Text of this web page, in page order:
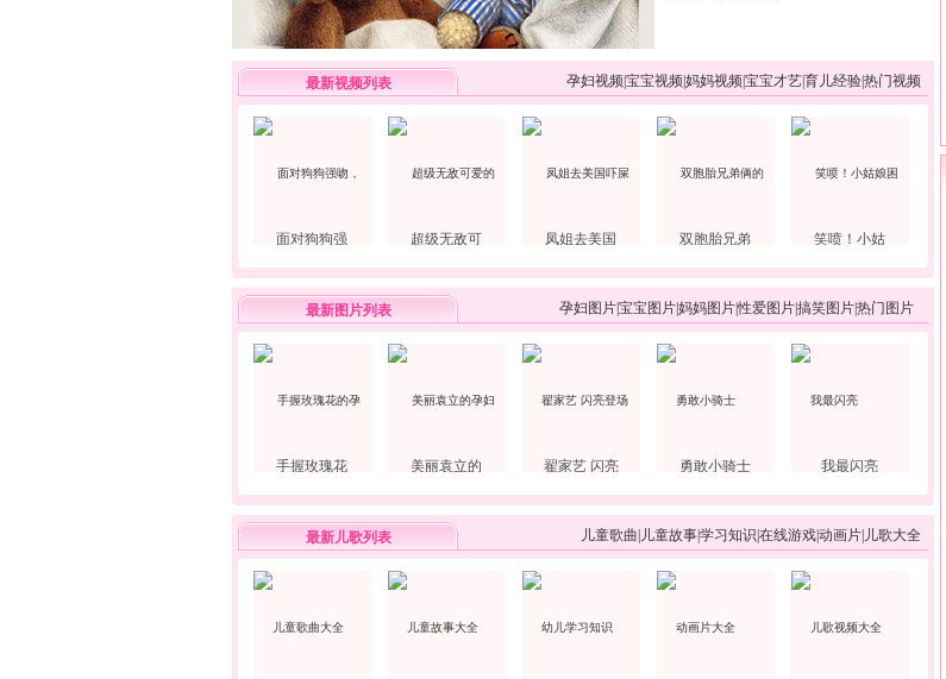
最新视频列表 孕妇视频宝宝视频妈妈视频宝宝才艺育儿经验热门视频
面对狗狗强 超级无敌可 凤姐去美国 双胞胎兄弟 笑喷！小姑
最新图片列表 孕妇图片宝宝图片妈妈图片性爱图片搞笑图片热门图片
手握玫瑰花 美丽袁立的 翟家艺 闪亮 勇敢小骑士 我最闪亮
最新儿歌列表 儿童歌曲 儿童故事学习知识 在线游戏动画片 儿歌大全